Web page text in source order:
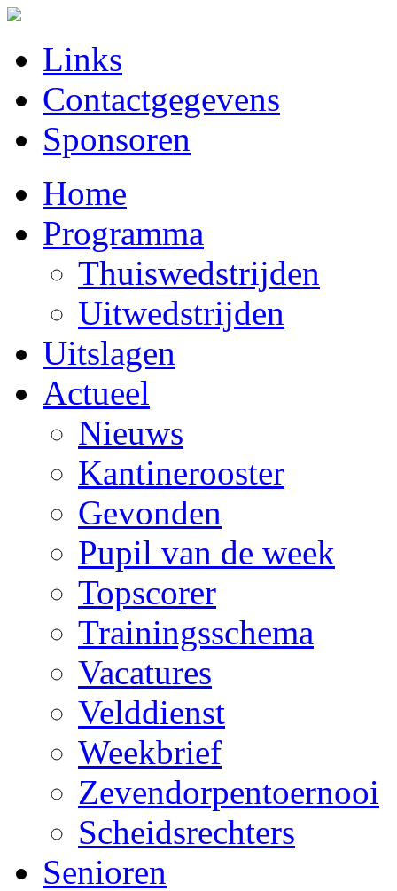
Links
Contactgegevens
Sponsoren
Home
Programma
Thuiswedstrijden
Uitwedstrijden
Uitslagen
Actueel
Nieuws
Kantinerooster
Gevonden
Pupil van de week
Topscorer
Trainingsschema
Vacatures
Velddienst
Weekbrief
Zevendorpentoernooi
Scheidsrechters
Senioren